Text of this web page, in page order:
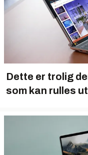
Dette er trolig
som kan rulles ut